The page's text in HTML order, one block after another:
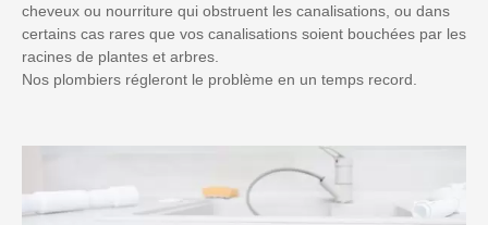
cheveux ou nourriture qui obstruent les canalisations, ou dans
certains cas rares que vos canalisations soient bouchées par les
racines de plantes et arbres.
Nos plombiers régleront le problème en un temps record.